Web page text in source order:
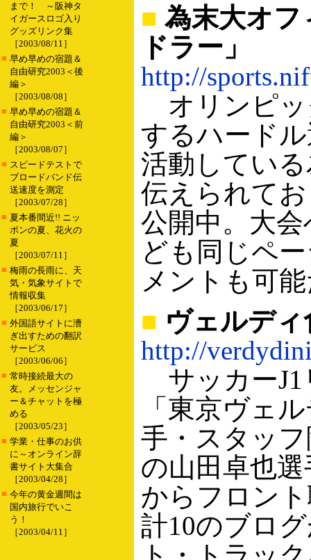
まで！ ～阪神タ
イガースロゴ入り
グッズリンク集
［2003/08/11］
■ 早め早めの宿題＆
自由研究2003＜後
編＞
［2003/08/08］
■ 早め早めの宿題＆
自由研究2003＜前
編＞
［2003/08/07］
■ スピードテストで
ブロードバンド伝
送速度を測定
［2003/07/28］
■ 夏本番間近!! ニッ
ポンの夏、花火の
夏
［2003/07/11］
■ 梅雨の長雨に、天
気・気象サイトで
情報収集
［2003/06/17］
■ 外国語サイトに漕
ぎ出すための翻訳
サービス
［2003/06/06］
■ 常時接続最大の
友。メッセンジャ
ー＆チャットを極
める
［2003/05/23］
■ 学業・仕事のお供
に～オンライン辞
書サイト大集合
［2003/04/28］
■ 今年の黄金週間は
国内旅行でいこ
う！
［2003/04/11］
■ 為末大オフ
ドラー」
http://
オリンピッ
するハード
活動してい
伝えられて
公開中。大
ども同じペ
メントも可
■ ヴェルディ
http://
サッカーJ1
「東京ヴェ
手・スタッ
の山田卓也
からフロン
計10のブロ